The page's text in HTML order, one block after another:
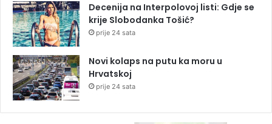
Decenija na Interpolovoj listi: Gdje se
krije Slobodanka Tošić?
prije 24 sata
Novi kolaps na putu ka moru u
Hrvatskoj
prije 24 sata